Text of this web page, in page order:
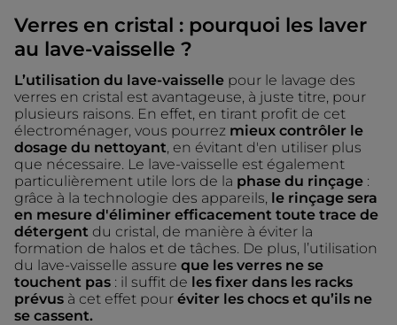
Verres en cristal : pourquoi les laver
au lave-vaisselle ?
L’utilisation du lave-vaisselle pour le lavage des
verres en cristal est avantageuse, à juste titre, pour
plusieurs raisons. En effet, en tirant profit de cet
électroménager, vous pourrez mieux contrôler le
dosage du nettoyant , en évitant d'en utiliser plus
que nécessaire. Le lave-vaisselle est également
particulièrement utile lors de la phase du rinçage :
grâce à la technologie des appareils, le rinçage sera
en mesure d'éliminer efficacement toute trace de
détergent du cristal, de manière à éviter la
formation de halos et de tâches. De plus, l’utilisation
du lave-vaisselle assure que les verres ne se
touchent pas : il suffit de les fixer dans les racks
prévus à cet effet pour éviter les chocs et qu’ils ne
se cassent.